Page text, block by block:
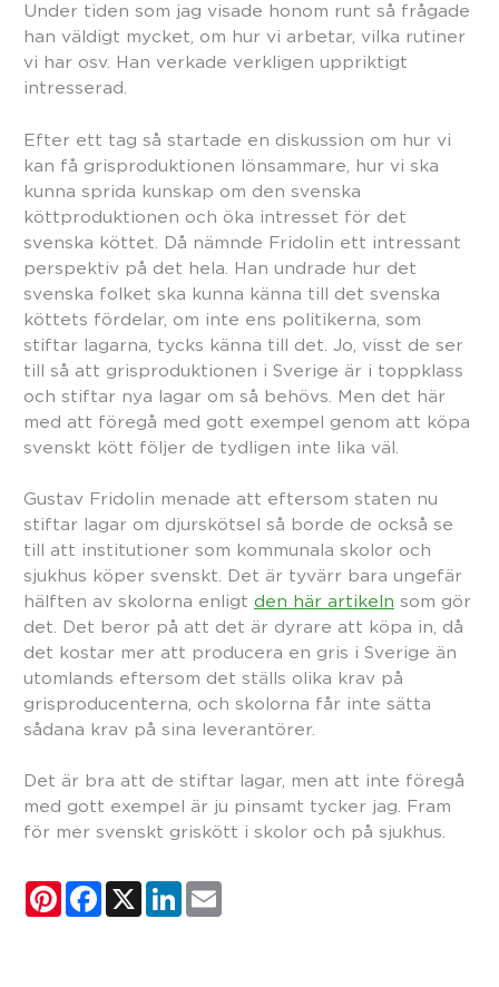
Under tiden som jag visade honom runt så frågade
han väldigt mycket, om hur vi arbetar, vilka rutiner
vi har osv. Han verkade verkligen uppriktigt
intresserad.
Efter ett tag så startade en diskussion om hur vi
kan få grisproduktionen lönsammare, hur vi ska
kunna sprida kunskap om den svenska
köttproduktionen och öka intresset för det
svenska köttet. Då nämnde Fridolin ett intressant
perspektiv på det hela. Han undrade hur det
svenska folket ska kunna känna till det svenska
köttets fördelar, om inte ens politikerna, som
stiftar lagarna, tycks känna till det. Jo, visst de ser
till så att grisproduktionen i Sverige är i toppklass
och stiftar nya lagar om så behövs. Men det här
med att föregå med gott exempel genom att köpa
svenskt kött följer de tydligen inte lika väl.
Gustav Fridolin menade att eftersom staten nu
stiftar lagar om djurskötsel så borde de också se
till att institutioner som kommunala skolor och
sjukhus köper svenskt. Det är tyvärr bara ungefär
hälften av skolorna enligt den här artikeln som gör
det. Det beror på att det är dyrare att köpa in, då
det kostar mer att producera en gris i Sverige än
utomlands eftersom det ställs olika krav på
grisproducenterna, och skolorna får inte sätta
sådana krav på sina leverantörer.
Det är bra att de stiftar lagar, men att inte föregå
med gott exempel är ju pinsamt tycker jag. Fram
för mer svenskt griskött i skolor och på sjukhus.
P
F
X
L